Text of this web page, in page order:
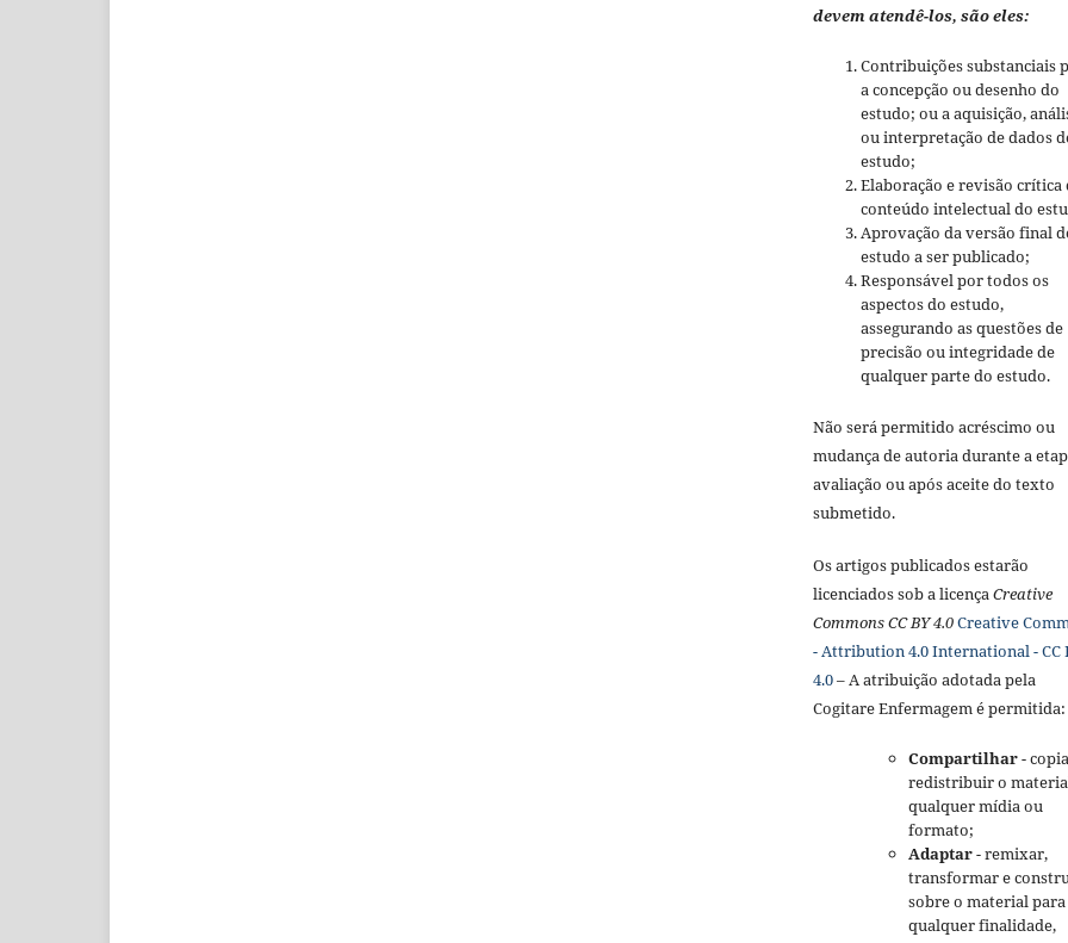
devem atendê-los, são eles:
Contribuições substanciais
a concepção ou desenho do
estudo; ou a aquisição,
ou interpretação de dados
estudo;
Elaboração e revisão crítica
conteúdo intelectual do
Aprovação da versão final
estudo a ser publicado;
Responsável por todos os
aspectos do estudo,
assegurando as questões de
precisão ou integridade de
qualquer parte do estudo.
Não será permitido acréscimo ou
mudança de autoria durante a
avaliação ou após aceite do texto
submetido.
Os artigos publicados estarão
licenciados sob a licença Creative
Commons CC BY 4.0Creative
- Attribution 4.0 International - CC
4.0– A atribuição adotada pela
Cogitare Enfermagem é permitida:
Compartilhar-
redistribuir o
qualquer mídia ou
formato;
Adaptar- remixar,
transformar e
sobre o material para
qualquer finalidade,